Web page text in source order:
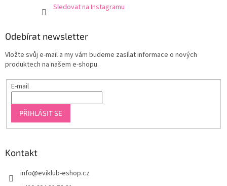
Sledovat na Instagramu
Odebírat newsletter
Vložte svůj e-mail a my vám budeme zasílat informace o nových
produktech na našem e-shopu.
E-mail
PŘIHLÁSIT SE
Kontakt
info@eviklub-eshop.cz